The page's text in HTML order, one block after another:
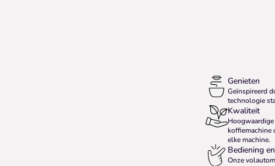
Genieten
Geïnspireerd
technologie
Kwaliteit
koffiemachine
elke machine.
Bediening
Onze